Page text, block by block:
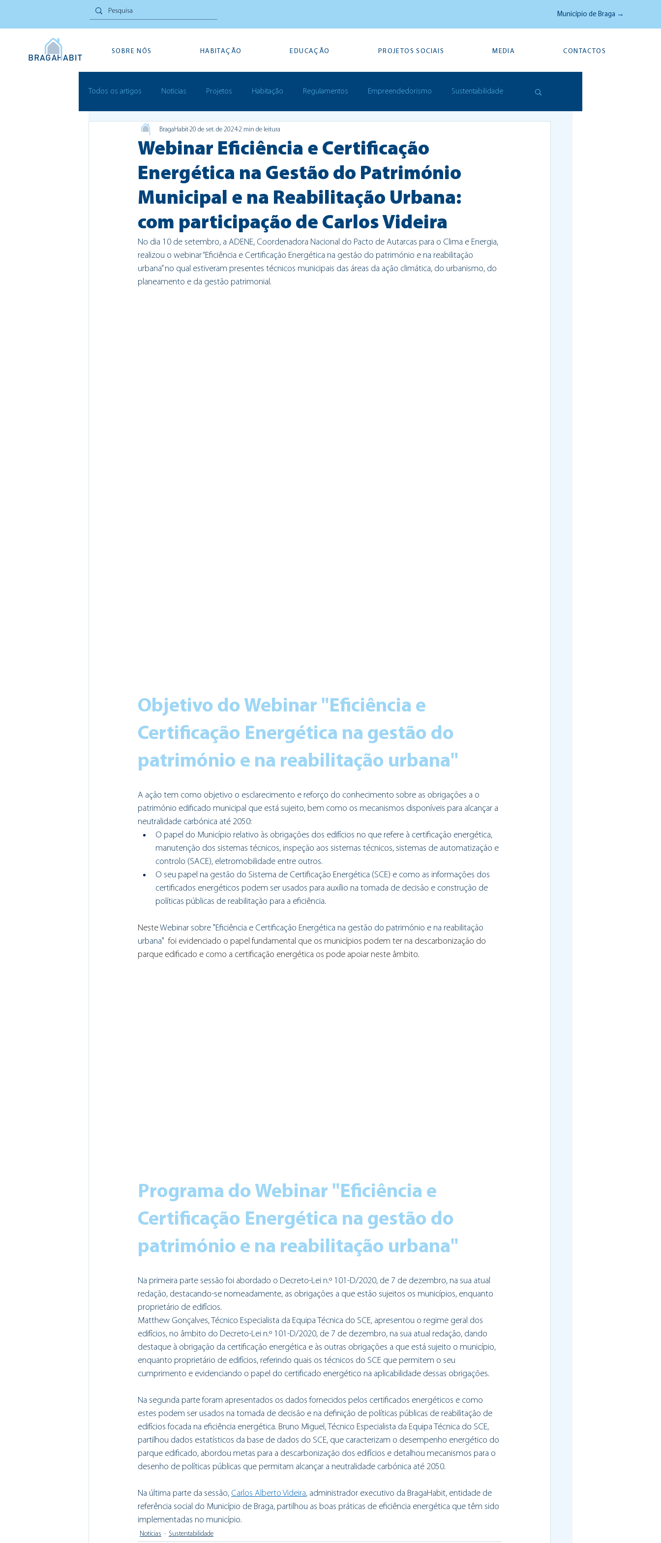
Município de Braga →
SOBRE NÓS HABITAÇÃO EDUCAÇÃO PROJETOS SOCIAIS MEDIA CONTACTOS
Todos os artigos Notícias Projetos Habitação Regulamentos Empreendedorismo Sustentabilidade
Inovação Social Festivais Prémios
Webinar Eficiência e Certificação
Energética na Gestão do Património
Municipal e na Reabilitação Urbana:
com participação de Carlos Videira
BragaHabit20 de set. de 20242 min de leitura
No dia 10 de setembro, a ADENE, Coordenadora Nacional do Pacto de Autarcas para o Clima e Energia,
realizou o webinar “Eficiência e Certificação Energética na gestão do património e na reabilitação
urbana” no qual estiveram presentes técnicos municipais das áreas da ação climática, do urbanismo, do
planeamento e da gestão patrimonial.
Objetivo do Webinar "Eficiência e
Certificação Energética na gestão do
património e na reabilitação urbana"
A ação tem como objetivo o esclarecimento e reforço do conhecimento sobre as obrigações a o
património edificado municipal que está sujeito, bem como os mecanismos disponíveis para alcançar a
neutralidade carbónica até 2050:
O papel do Município relativo às obrigações dos edifícios no que refere à certificação energética,
manutenção dos sistemas técnicos, inspeção aos sistemas técnicos, sistemas de automatização e
controlo (SACE), eletromobilidade entre outros.
O seu papel na gestão do Sistema de Certificação Energética (SCE) e como as informações dos
certificados energéticos podem ser usados para auxílio na tomada de decisão e construção de
políticas públicas de reabilitação para a eficiência.
Neste Webinar sobre "Eficiência e Certificação Energética na gestão do património e na reabilitação
urbana"
  foi evidenciado o papel fundamental que os municípios podem ter na descarbonização do
parque edificado e como a certificação energética os pode apoiar neste âmbito.
Programa do Webinar "Eficiência e
Certificação Energética na gestão do
património e na reabilitação urbana"
Na primeira parte sessão foi abordado o Decreto-Lei n.º 101-D/2020, de 7 de dezembro, na sua atual
redação, destacando-se nomeadamente, as obrigações a que estão sujeitos os municípios, enquanto
proprietário de edifícios.
Matthew Gonçalves, Técnico Especialista da Equipa Técnica do SCE, apresentou o regime geral dos
edifícios, no âmbito do Decreto-Lei n.º 101-D/2020, de 7 de dezembro, na sua atual redação, dando
destaque à obrigação da certificação energética e às outras obrigações a que está sujeito o município,
enquanto proprietário de edifícios, referindo quais os técnicos do SCE que permitem o seu
cumprimento e evidenciando o papel do certificado energético na aplicabilidade dessas obrigações.
Na segunda parte foram apresentados os dados fornecidos pelos certificados energéticos e como
estes podem ser usados na tomada de decisão e na definição de políticas públicas de reabilitação de
edifícios focada na eficiência energética. Bruno Miguel, Técnico Especialista da Equipa Técnica do SCE,
partilhou dados estatísticos da base de dados do SCE, que caracterizam o desempenho energético do
parque edificado, abordou metas para a descarbonização dos edifícios e detalhou mecanismos para o
desenho de políticas públicas que permitam alcançar a neutralidade carbónica até 2050.
Na última parte da sessão, Carlos Alberto Videira, administrador executivo da BragaHabit, entidade de
referência social do Município de Braga, partilhou as boas práticas de eficiência energética que têm sido
implementadas no município.
Notícias Sustentabilidade